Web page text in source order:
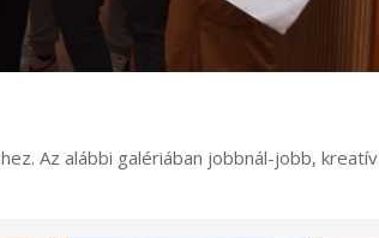
Az alábbi galériában jobbnál-jobb, kreatív